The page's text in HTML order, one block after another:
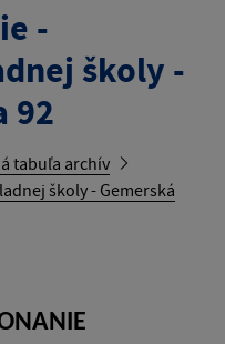
-
školy -
92
tabuľa archív
školy - Gemerská